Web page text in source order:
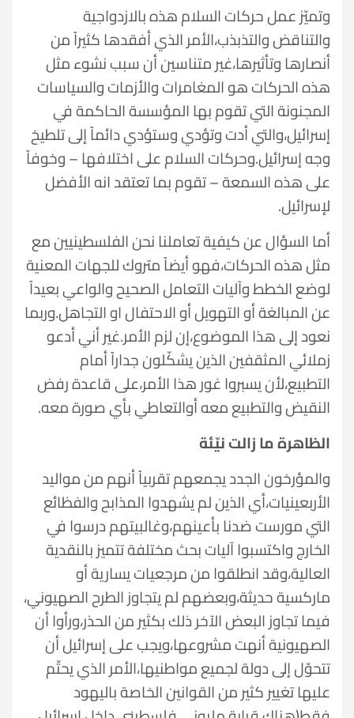
وتميّز عمل حركات السلام هذه بالازدواجية
والتناقض والتذبذب،الأمر الذي أفقدها كثيراً من
أنصارها وتأثيرها،غير متناسين أن سبب نشوء مثل
هذه الحركات هو المغامرات والأزمات والسياسات
المجنونة التي تقوم بها المؤسسة الحاكمة في
إسرائيل،والتي أدت وتؤدي وستؤدي دائماً إلى تلطيخ
وجه إسرائيل.وحركات السلام على اختلافها – وخوفاً
على هذه السمعة – تقوم بما تعتقد انه الأفضل
لإسرائيل.
أما السؤال عن كيفية تعاملنا نحن الفلسطينيين مع
مثل هذه الحركات،فهو أيضاً متروك للجهات المعنية
لوضع الخطط وآليات التعامل الصحيح والواعي بعيداً
عن المبالغة أو التهويل أو الاحتفال او التجاهل.وربما
نعود إلى هذا الموضوع،إن لزم الأمر.غير أني أدعو
زملائي المثقفين الذين يشكّلون جداراً أمام
التطبيع،لأن يسبروا غور هذا الأمر،على قاعدة رفض
النقيض والتطبيع معه أوالتعاطي بأي صورة معه.
الظاهرة ما زالت نيّئة
والمؤرخون الجدد يجمعهم تقربياً أنهم من مواليد
الأربعينيات،أي الذين لم يشهدوا المذابح والفظائع
التي مورست ضدنا بأعينهم،وغالبيتهم درسوا في
الخارج واكتسبوا آليات بحث مختلفة تتميز بالنقدية
العالية،وقد انطلقوا من مرجعيات يسارية أو
ماركسية حديثة،وبعضهم لم يتجاوز الطرح الصهيوني،
فيما تجاوز البعض الآخر ذلك بكثير من الحذر،ورأوا أن
الصهيونية أنهت مشروعها،ويجب على إسرائيل أن
تتحوّل إلى دولة لجميع مواطنيها،الأمر الذي يحتّم
عليها تغيير كثير من القوانين الخاصة باليهود